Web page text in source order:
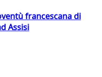
francescana di
Assisi